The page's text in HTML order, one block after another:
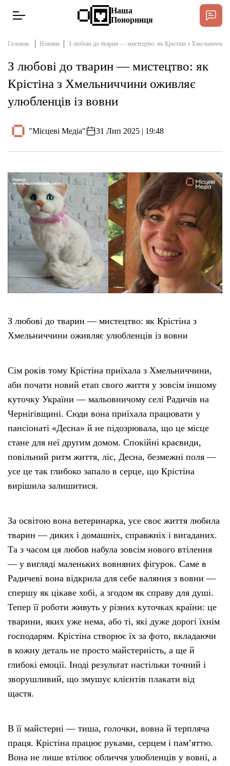
Новини
Тексти
Довідник
Редакційна політика
Етичний кодекс
Рекламні прайси
Бюджет
Тендери
Контакти
Наша
Понорниця
Головна Новини З любові до тварин — мистецтво: як Крістіна з
З любові до тварин — мистецтво: як
Крістіна з Хмельниччини оживляє
улюбленців із вовни
"Місцеві Медіа" 31 Лип 2025 | 19:48
З любові до тварин — мистецтво: як Крістіна з
Хмельниччини оживляє улюбленців із вовни
Сім років тому Крістіна приїхала з Хмельниччини,
аби почати новий етап свого життя у зовсім іншому
куточку України — мальовничому селі Радичів на
Чернігівщині. Сюди вона приїхала працювати у
пансіонаті «Десна» й не підозрювала, що це місце
стане для неї другим домом. Спокійні краєвиди,
повільний ритм життя, ліс, Десна, безмежні поля —
усе це так глибоко запало в серце, що Крістіна
вирішила залишитися.
За освітою вона ветеринарка, усе своє життя любила
тварин — диких і домашніх, справжніх і вигаданих.
Та з часом ця любов набула зовсім нового втілення
— у вигляді маленьких вовняних фігурок. Саме в
Радичеві вона відкрила для себе валяння з вовни —
спершу як цікаве хобі, а згодом як справу для душі.
Тепер її роботи живуть у різних куточках країни: це
тварини, яких уже нема, або ті, які дуже дорогі їхнім
господарям. Крістіна створює їх за фото, вкладаючи
в кожну деталь не просто майстерність, а ще й
глибокі емоції. Іноді результат настільки точний і
зворушливий, що змушує клієнтів плакати від
щастя.
В її майстерні — тиша, голочки, вовна й терпляча
праця. Крістіна працює руками, серцем і пам’яттю.
Вона не лише втілює обличчя улюбленців у вовні, а